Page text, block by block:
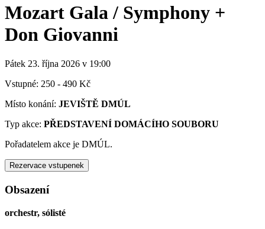
Mozart Gala / Symphony +
Don Giovanni
Pátek 23. října 2026 v 19:00
Vstupné: 250 - 490 Kč
Místo konání: JEVIŠTĚ DMÚL
Typ akce: PŘEDSTAVENÍ DOMÁCÍHO SOUBORU
Pořadatelem akce je DMÚL.
Rezervace vstupenek
Obsazení
orchestr, sólisté